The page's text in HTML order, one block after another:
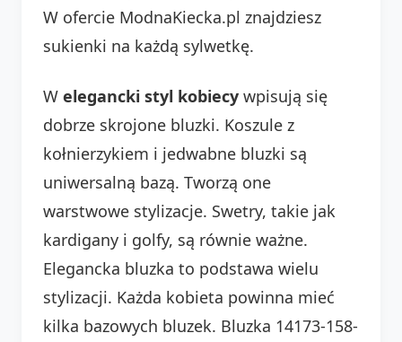
W ofercie ModnaKiecka.pl znajdziesz
sukienki na każdą sylwetkę.
W elegancki styl kobiecy wpisują się
dobrze skrojone bluzki. Koszule z
kołnierzykiem i jedwabne bluzki są
uniwersalną bazą. Tworzą one
warstwowe stylizacje. Swetry, takie jak
kardigany i golfy, są równie ważne.
Elegancka bluzka to podstawa wielu
stylizacji. Każda kobieta powinna mieć
kilka bazowych bluzek. Bluzka 14173-158-